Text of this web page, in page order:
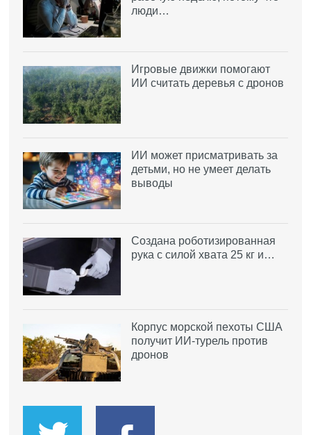
люди…
Игровые движки помогают
ИИ считать деревья с дронов
ИИ может присматривать за
детьми, но не умеет делать
выводы
Создана роботизированная
рука с силой хвата 25 кг и…
Корпус морской пехоты США
получит ИИ-турель против
дронов